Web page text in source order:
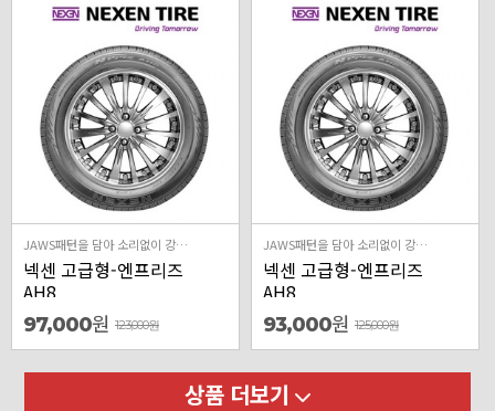
JAWS패턴을 담아 소리없이 강하다
넥센 고급형-엔프리즈
AH8
97,000원 123,000원
JAWS패턴을 담아 소리없이 강하다
넥센 고급형-엔프리즈
AH8
93,000원 125,000원
상품 더보기